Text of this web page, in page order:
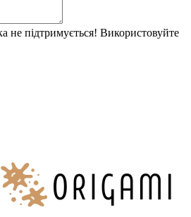
не підтримується! Використовуйте